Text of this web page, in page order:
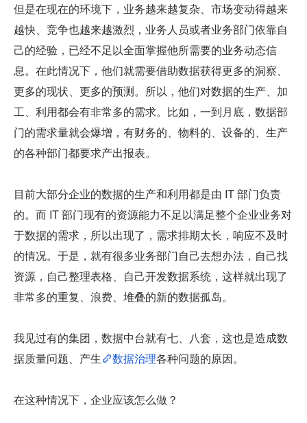
但是在现在的环境下，业务越来越复杂、市场变动得越来
越快、竞争也越来越激烈，业务人员或者业务部门依靠自
己的经验，已经不足以全面掌握他所需要的业务动态信
息。在此情况下，他们就需要借助数据获得更多的洞察、
更多的现状、更多的预测。所以，他们对数据的生产、加
工、利用都会有非常多的需求。比如，一到月底，数据部
门的需求量就会爆增，有财务的、物料的、设备的、生产
的各种部门都要求产出报表。
目前大部分企业的数据的生产和利用都是由 IT 部门负责
的。而 IT 部门现有的资源能力不足以满足整个企业业务对
于数据的需求，所以出现了，需求排期太长，响应不及时
的情况。于是，就有很多业务部门自己去想办法，自己找
资源，自己整理表格、自己开发数据系统，这样就出现了
非常多的重复、浪费、堆叠的新的数据孤岛。
我见过有的集团，数据中台就有七、八套，这也是造成数
据质量问题、产生
数据治理各种问题的原因。
在这种情况下，企业应该怎么做？